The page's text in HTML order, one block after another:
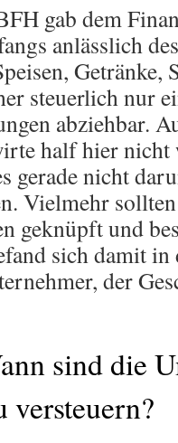
gab dem
anlässlich
Getränke,
steuerlich nur
abziehbar.
half hier nicht
gerade nicht
Vielmehr
geknüpft und
sich damit
der
sind die
versteuern?